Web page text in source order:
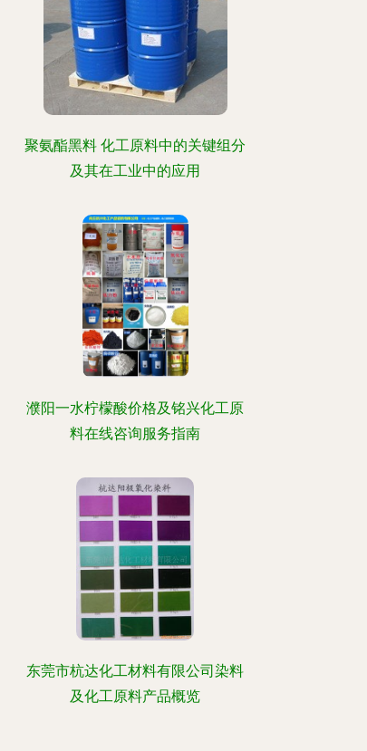
聚氨酯黑料 化工原料中的关键组分
及其在工业中的应用
濮阳一水柠檬酸价格及铭兴化工原
料在线咨询服务指南
东莞市杭达化工材料有限公司染料
及化工原料产品概览